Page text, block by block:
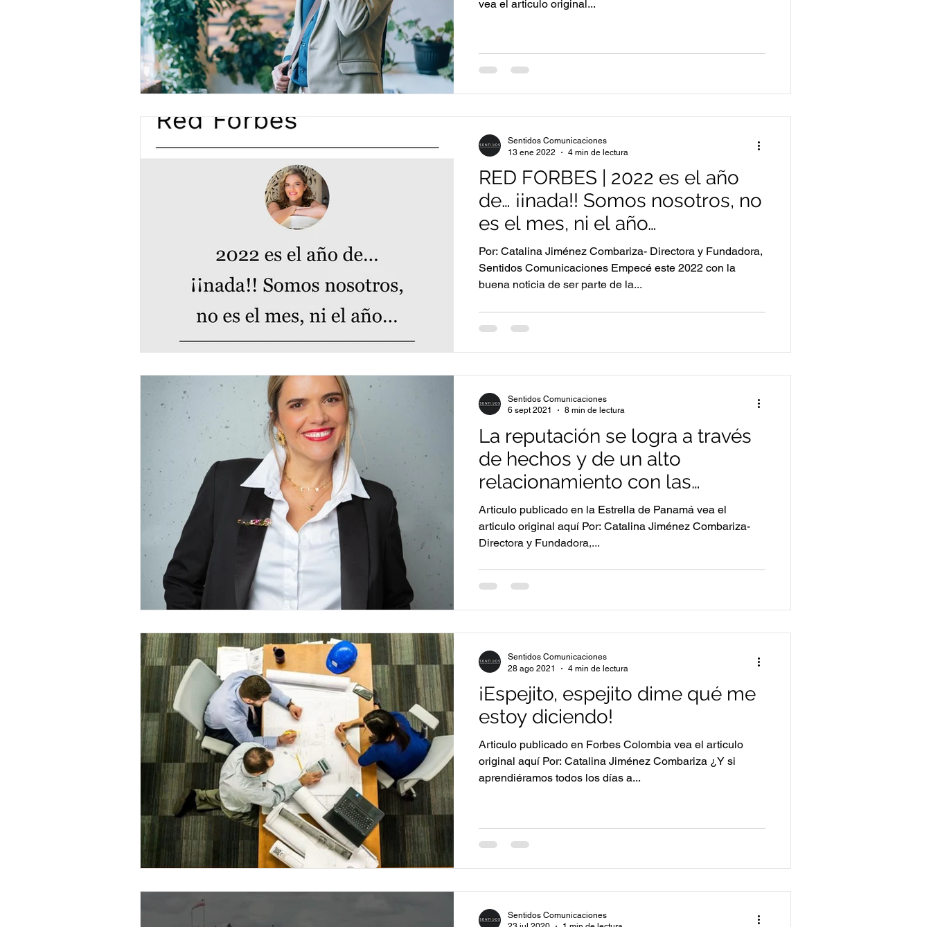
vea el articulo original...
RED FORBES | 2022 es el año
de… ¡¡nada!! Somos nosotros, no
es el mes, ni el año…
Por: Catalina Jiménez Combariza- Directora y Fundadora,
Sentidos Comunicaciones Empecé este 2022 con la
buena noticia de ser parte de la...
Sentidos Comunicaciones
13 ene 2022
4 min de lectura
La reputación se logra a través
de hechos y de un alto
relacionamiento con las
audiencias
Articulo publicado en la Estrella de Panamá vea el
articulo original aquí Por: Catalina Jiménez Combariza-
Directora y Fundadora,...
Sentidos Comunicaciones
6 sept 2021
8 min de lectura
¡Espejito, espejito dime qué me
estoy diciendo!
Articulo publicado en Forbes Colombia vea el articulo
original aquí Por: Catalina Jiménez Combariza ¿Y si
aprendiéramos todos los días a...
Sentidos Comunicaciones
28 ago 2021
4 min de lectura
Sentidos Comunicaciones